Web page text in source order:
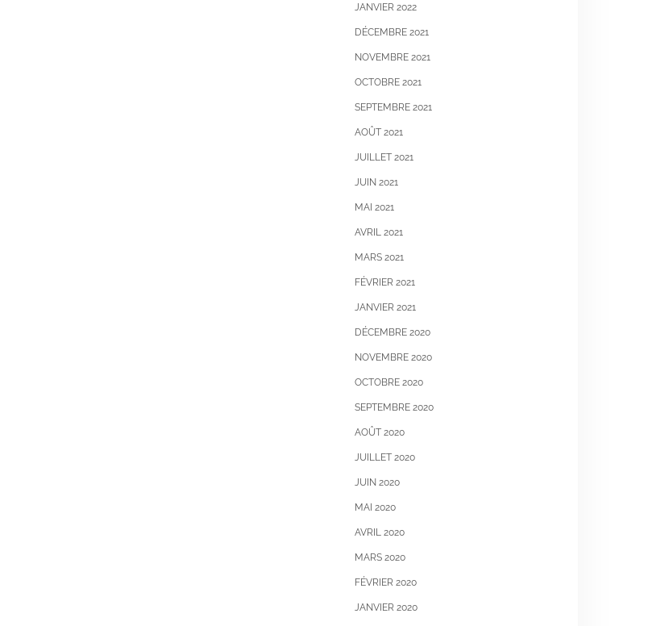
JANVIER 2022
DÉCEMBRE 2021
NOVEMBRE 2021
OCTOBRE 2021
SEPTEMBRE 2021
AOÛT 2021
JUILLET 2021
JUIN 2021
MAI 2021
AVRIL 2021
MARS 2021
FÉVRIER 2021
JANVIER 2021
DÉCEMBRE 2020
NOVEMBRE 2020
OCTOBRE 2020
SEPTEMBRE 2020
AOÛT 2020
JUILLET 2020
JUIN 2020
MAI 2020
AVRIL 2020
MARS 2020
FÉVRIER 2020
JANVIER 2020